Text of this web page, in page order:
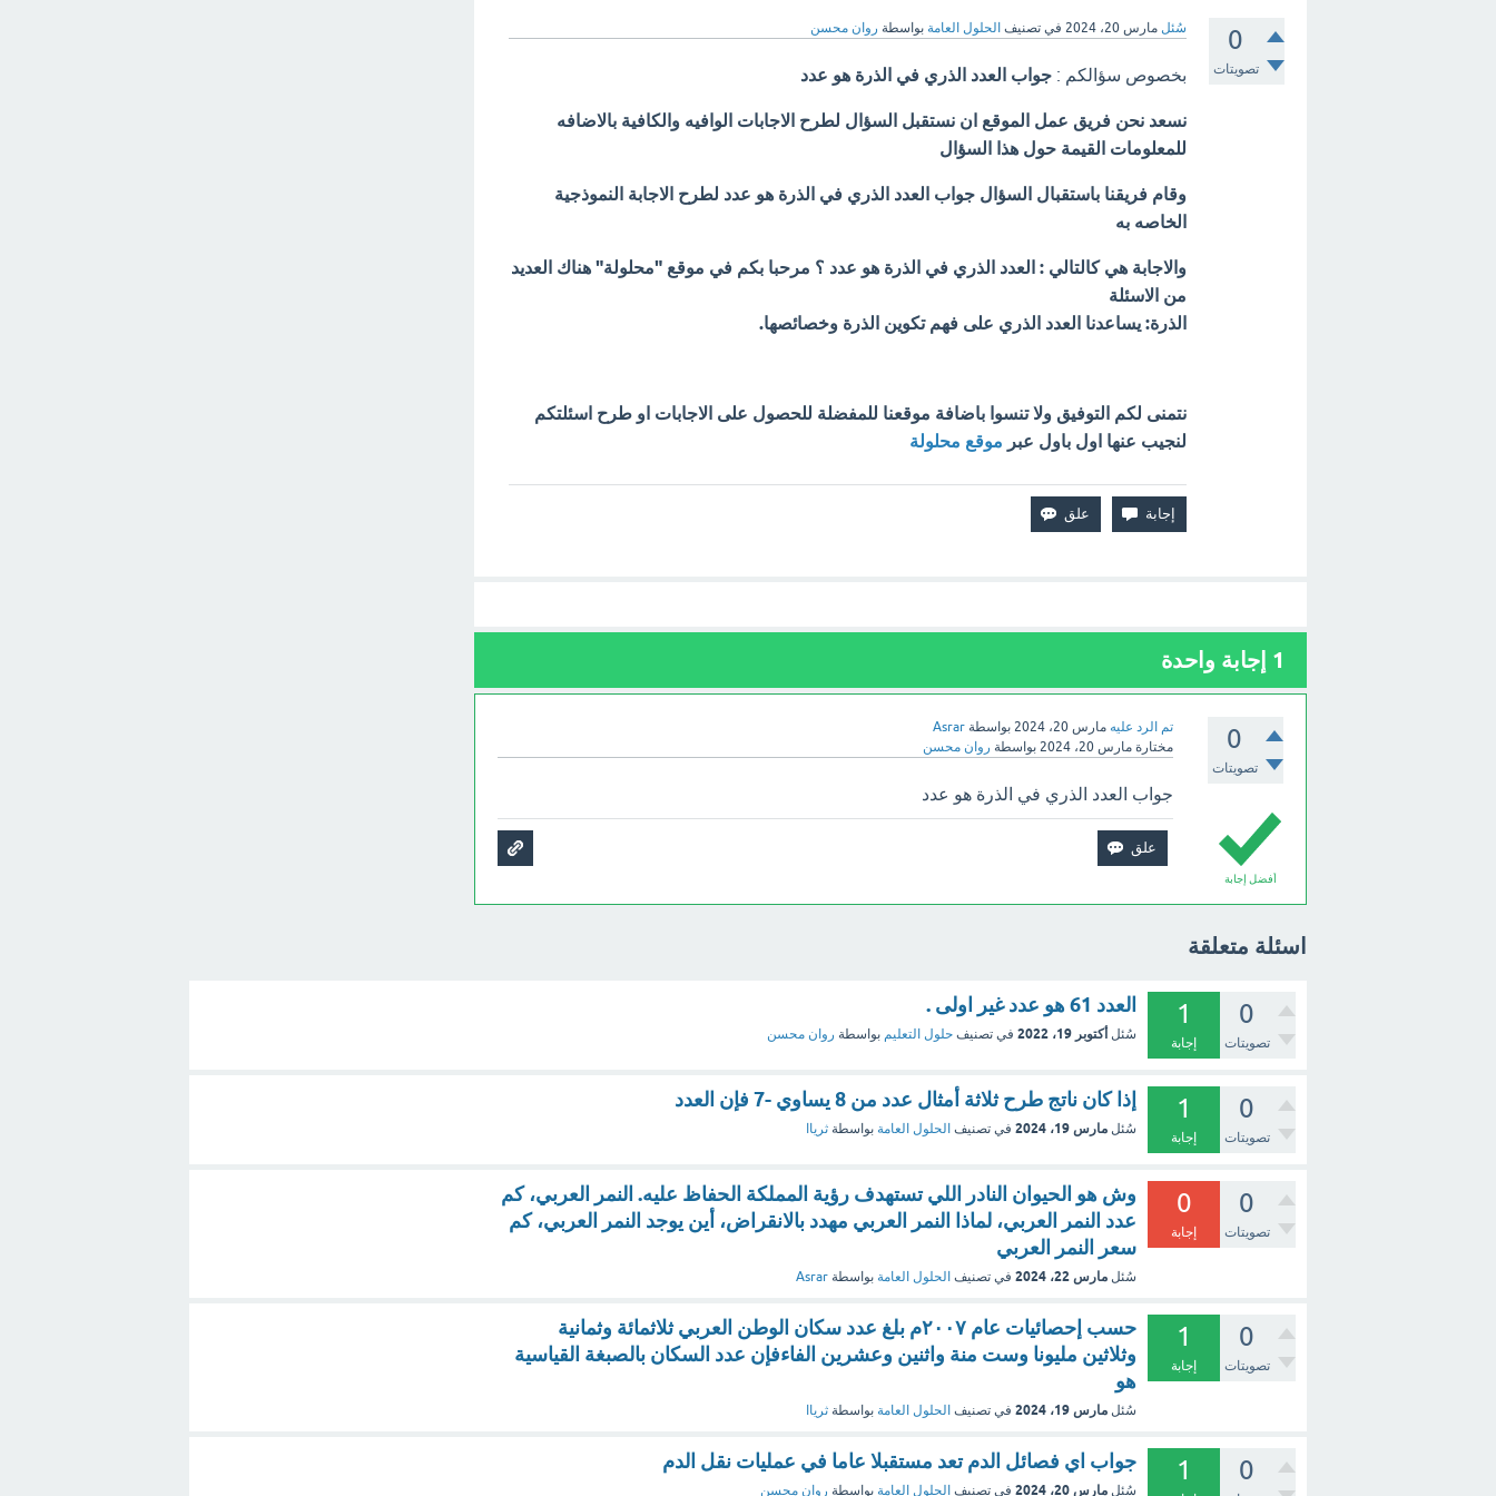
0
تصويتات
سُئل مارس 20، 2024 في تصنيف الحلول العامة بواسطة روان محسن
بخصوص سؤالكم : جواب العدد الذري في الذرة هو عدد
نسعد نحن فريق عمل الموقع ان نستقبل السؤال لطرح الاجابات الوافيه والكافية بالاضافه
للمعلومات القيمة حول هذا السؤال
وقام فريقنا باستقبال السؤال جواب العدد الذري في الذرة هو عدد لطرح الاجابة النموذجية
الخاصه به
والاجابة هي كالتالي : العدد الذري في الذرة هو عدد ؟ مرحبا بكم في موقع "محلولة" هناك العديد
من الاسئلة
الذرة: يساعدنا العدد الذري على فهم تكوين الذرة وخصائصها.
نتمنى لكم التوفيق ولا تنسوا باضافة موقعنا للمفضلة للحصول على الاجابات او طرح اسئلتكم
لنجيب عنها اول باول عبر موقع محلولة
1 إجابة واحدة
0
تصويتات
تم الرد عليه مارس 20، 2024 بواسطة Asrar
مختارة مارس 20، 2024 بواسطة روان محسن
أفضل إجابة
جواب العدد الذري في الذرة هو عدد
اسئلة متعلقة
0
تصويتات
1
إجابة
العدد 61 هو عدد غير اولى .
سُئل أكتوبر 19، 2022 في تصنيف حلول التعليم بواسطة روان محسن
0
تصويتات
1
إجابة
إذا كان ناتج طرح ثلاثة أمثال عدد من 8 يساوي -7 فإن العدد
سُئل مارس 19، 2024 في تصنيف الحلول العامة بواسطة ثرياا
0
تصويتات
0
إجابة
وش هو الحيوان النادر اللي تستهدف رؤية المملكة الحفاظ عليه. النمر العربي، كم
عدد النمر العربي، لماذا النمر العربي مهدد بالانقراض، أين يوجد النمر العربي، كم
سعر النمر العربي
سُئل مارس 22، 2024 في تصنيف الحلول العامة بواسطة Asrar
0
تصويتات
1
إجابة
حسب إحصائيات عام ٢٠٠٧م بلغ عدد سكان الوطن العربي ثلاثمائة وثمانية
وثلاثين مليونا وست منة واثنين وعشرين الفاءفإن عدد السكان بالصبغة القياسية
هو
سُئل مارس 19، 2024 في تصنيف الحلول العامة بواسطة ثرياا
0
1 جواب اي فصائل الدم تعد مستقبلا عاما في عمليات نقل الدم
سُئل مارس 20، 2024 في تصنيف الحلول العامة بواسطة روان محسن